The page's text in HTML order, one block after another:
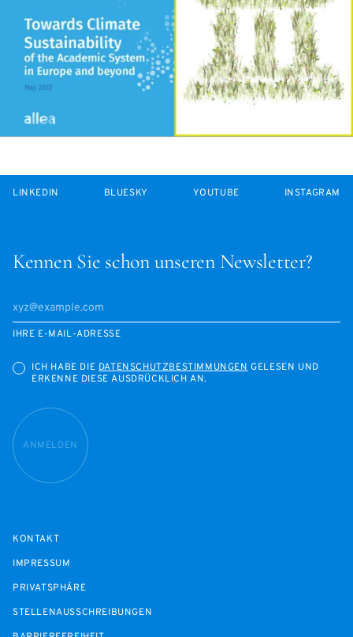
Kennen Sie schon unseren Newsletter?
IHRE E-MAIL-ADRESSE
ICH HABE DIEDATENSCHUTZBESTIMMUNGENGELESEN UND
ERKENNE DIESE AUSDRÜCKLICH AN.
ANMELDEN
LINKEDIN BLUESKY YOUTUBE INSTAGRAM
KONTAKT
IMPRESSUM
PRIVATSPHÄRE
STELLENAUSSCHREIBUNGEN